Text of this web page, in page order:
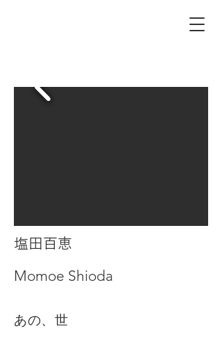
塩田百恵
Momoe Shioda
あの、世